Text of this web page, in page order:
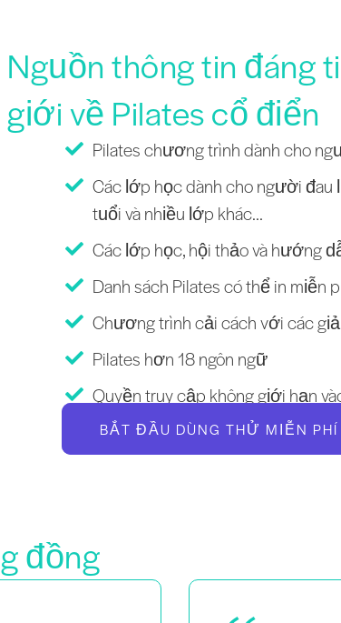
Nguồn thông tin đáng
giới về Pilates cổ điển
Pilates chương trình dành cho
Các lớp học dành cho người đau
tuổi và nhiều lớp khác...
Các lớp học, hội thảo và hướng
Danh sách Pilates có thể in miễn
Chương trình cải cách với các
Pilates hơn 18 ngôn ngữ
Quyền truy cập không giới hạn
BẮT ĐẦU DÙNG THỬ MIỄN PHÍ
đồng